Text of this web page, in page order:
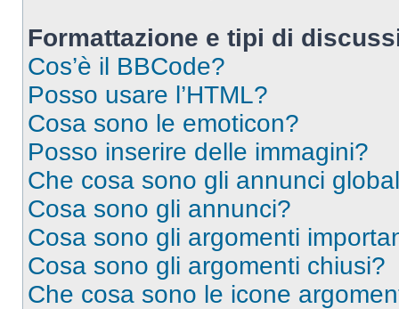
Formattazione e tipi di
Cos’è il BBCode?
Posso usare l’HTML?
Cosa sono le emoticon?
Posso inserire delle immagini?
Che cosa sono gli annunci
Cosa sono gli annunci?
Cosa sono gli argomenti
Cosa sono gli argomenti chiusi?
Che cosa sono le icone